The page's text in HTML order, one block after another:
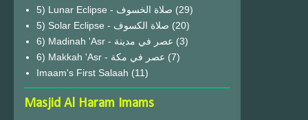
5) Lunar Eclipse - صلاة الخسوف (29)
(20)
6) Madinah 'Asr - عصر في مدينة (3)
6) Makkah 'Asr - عصر في مكة (7)
Imaam's First Salaah (11)
Masjid Al Haram Imams